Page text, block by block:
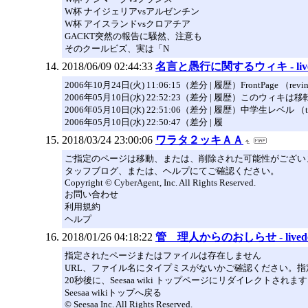
W杯 ナイジェリアvsアルゼンチン
W杯 アイスランドvsクロアチア
GACKT突然の報告に騒然、注意も
そのクールビズ、実は「N
2018/06/09 02:44:33 名言と愚行に関するウィキ -
2006年10月24日(火) 11:06:15（差分 | 履歴）FrontPage （
2006年05月10日(水) 22:52:23（差分 | 履歴）このウィキは移
2006年05月10日(水) 22:51:06（差分 | 履歴）中学生レベル
2006年05月10日(水) 22:50:47（差分 | 履
2018/03/24 23:00:06 ワラタ２ッキＡＡ
ご指定のページは移動、または、削除された可能性がござ
タッフブログ、または、ヘルプにてご確認ください。
Copyright © CyberAgent, Inc. All Rights Reserved.
お問い合わせ
利用規約
ヘルプ
2018/01/26 04:18:22 管 理人からのおしらせ -
指定されたページまたはファイルは存在しません
URL、ファイル名にタイプミスがないかご確認ください。
20秒後に、Seesaa wiki トップページにリダイレクトされま
Seesaa wikiトップへ戻る
© Seesaa Inc. All Rights Reserved.